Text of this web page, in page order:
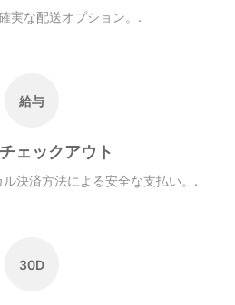
実な配送オプション。.
給与
ェックアウト
決済方法による安全な支払い。.
30D